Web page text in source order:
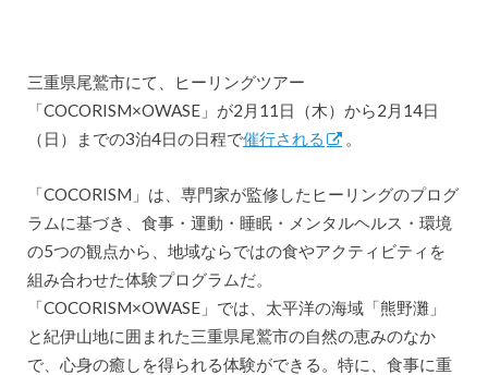
三重県尾鷲市にて、ヒーリングツアー
「COCORISM×OWASE」が2月11日（木）から2月14日
（日）までの3泊4日の日程で催行される 。
「COCORISM」は、専門家が監修したヒーリングのプログ
ラムに基づき、食事・運動・睡眠・メンタルヘルス・環境
の5つの観点から、地域ならではの食やアクティビティを
組み合わせた体験プログラムだ。
「COCORISM×OWASE」では、太平洋の海域「熊野灘」
と紀伊山地に囲まれた三重県尾鷲市の自然の恵みのなか
で、心身の癒しを得られる体験ができる。特に、食事に重